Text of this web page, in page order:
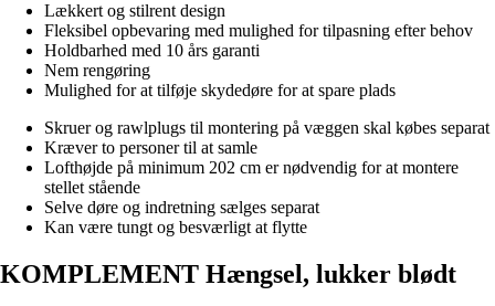
Lækkert og stilrent design
Fleksibel opbevaring med mulighed for tilpasning efter behov
Holdbarhed med 10 års garanti
Nem rengøring
Mulighed for at tilføje skydedøre for at spare plads
Skruer og rawlplugs til montering på væggen skal købes separat
Kræver to personer til at samle
Lofthøjde på minimum 202 cm er nødvendig for at montere
stellet stående
Selve døre og indretning sælges separat
Kan være tungt og besværligt at flytte
KOMPLEMENT Hængsel, lukker blødt